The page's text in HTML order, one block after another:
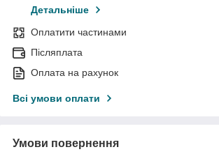
Детальніше
Оплатити частинами
Післяплата
Оплата на рахунок
Всі умови оплати
Умови повернення